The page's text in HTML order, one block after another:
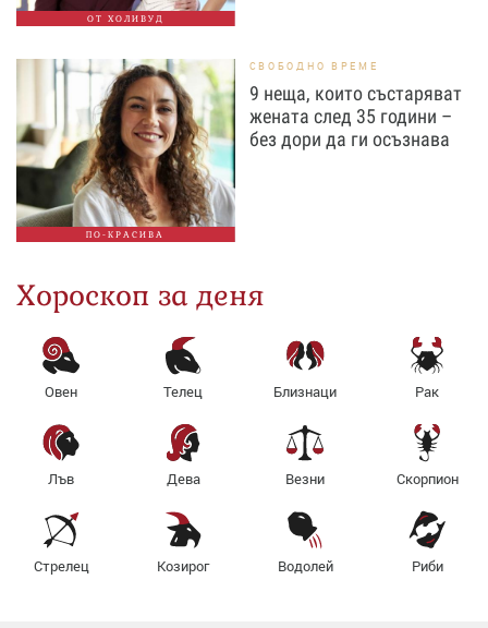
ОТ ХОЛИВУД
ПО-КРАСИВА
СВОБОДНО ВРЕМЕ
9 неща, които състаряват
жената след 35 години –
без дори да ги осъзнава
Хороскоп за деня
Овен Телец Близнаци Рак
Лъв Дева Везни Скорпион
Стрелец Козирог Водолей Риби